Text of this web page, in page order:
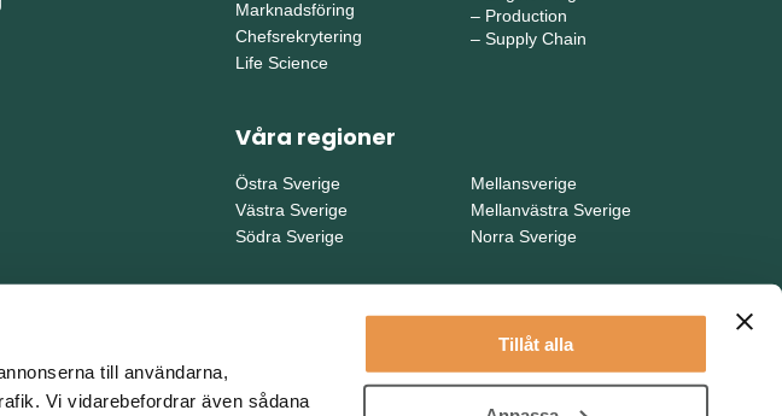
till användarna,
Vi vidarebefordrar även sådana
Tillåt alla
Marknadsföring
Chefsrekrytering
Life Science
– Production
– Supply Chain
Våra regioner
Östra Sverige
Västra Sverige
Södra Sverige
Mellansverige
Mellanvästra Sverige
Norra Sverige